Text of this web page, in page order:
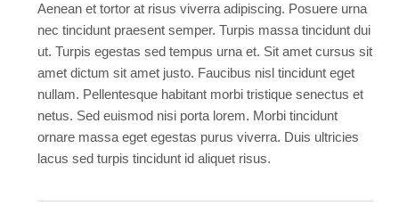
Aenean et tortor at risus viverra adipiscing. Posuere urna
nec tincidunt praesent semper. Turpis massa tincidunt dui
ut. Turpis egestas sed tempus urna et. Sit amet cursus sit
amet dictum sit amet justo. Faucibus nisl tincidunt eget
nullam. Pellentesque habitant morbi tristique senectus et
netus. Sed euismod nisi porta lorem. Morbi tincidunt
ornare massa eget egestas purus viverra. Duis ultricies
lacus sed turpis tincidunt id aliquet risus.